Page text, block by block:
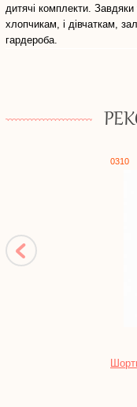
дитячі комплекти.
хлопчикам, і дівчаткам,
гардероба.
0310